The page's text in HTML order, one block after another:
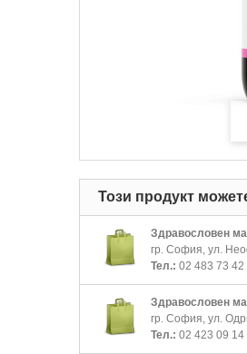
Този продукт
Здравословен
гр. София, ул.
Тел.: 02 483 73 42
Здравословен
гр. София, ул.
Тел.: 02 423 09 14